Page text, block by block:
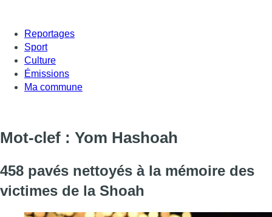
Reportages
Sport
Culture
Émissions
Ma commune
Mot-clef : Yom Hashoah
458 pavés nettoyés à la mémoire des
victimes de la Shoah